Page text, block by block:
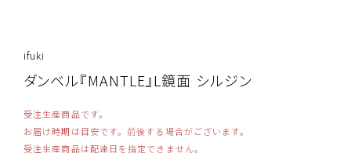
ifuki
ダンベル『MANTLE』L鏡面 シルジン
受注生産商品です。
お届け時期は目安です。前後する場合がございます。
受注生産商品は配達日を指定できません。